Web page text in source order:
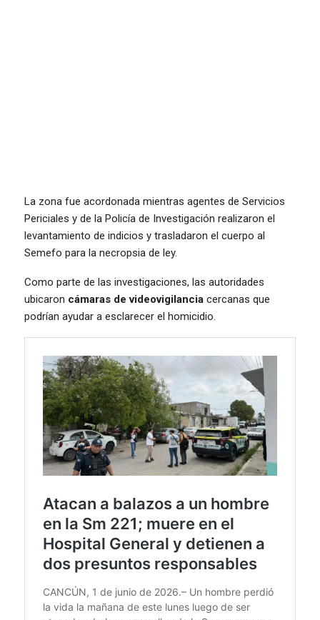
La zona fue acordonada mientras agentes de Servicios
Periciales y de la Policía de Investigación realizaron el
levantamiento de indicios y trasladaron el cuerpo al
Semefo para la necropsia de ley.
Como parte de las investigaciones, las autoridades
ubicaron cámaras de videovigilancia cercanas que
podrían ayudar a esclarecer el homicidio.